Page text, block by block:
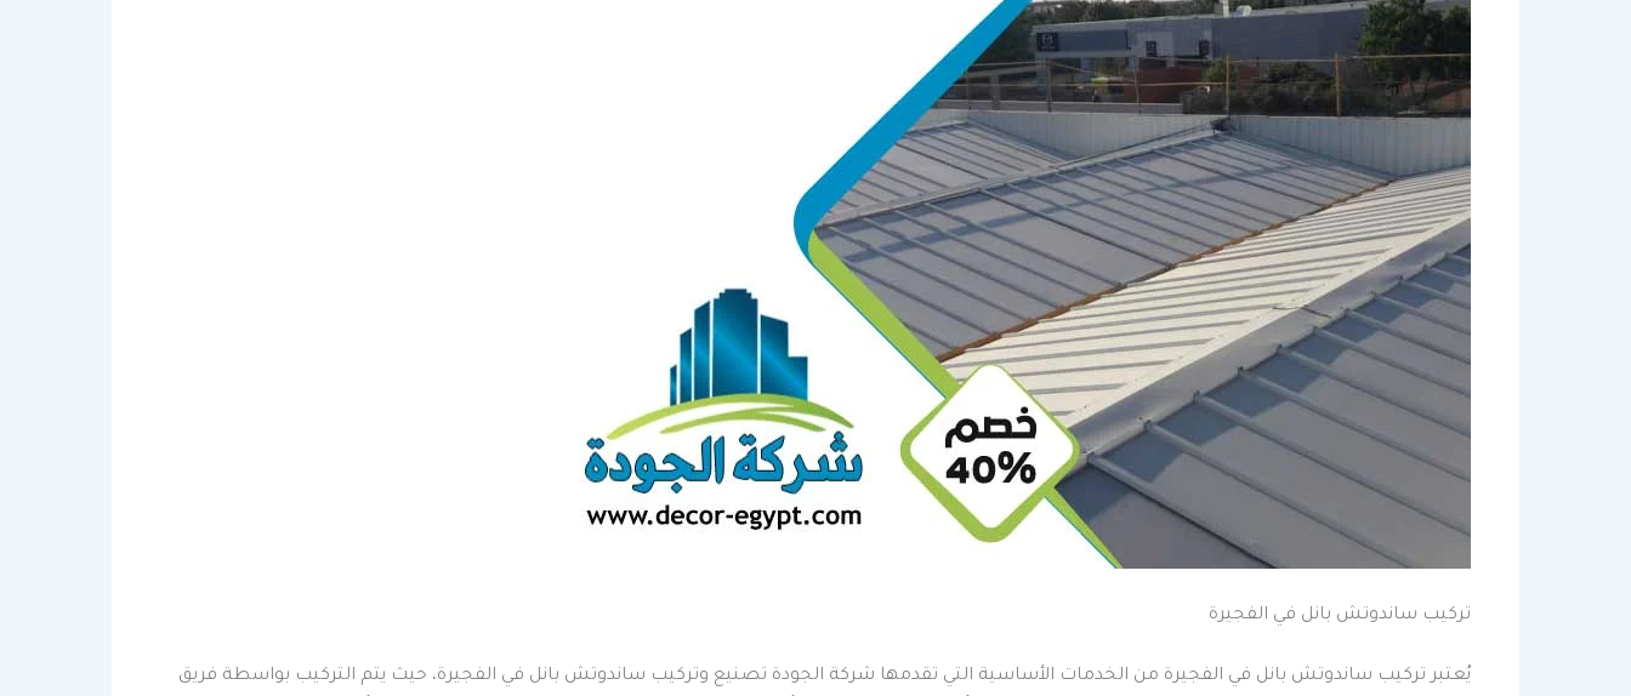
تركيب ساندوتش بانل في الفجيرة
يُعتبر تركيب ساندوتش بانل في الفجيرة من الخدمات الأساسية التي تقدمها شركة الجودة تصنيع وتركيب ساندوتش بانل في الفجيرة، حيث يتم التركيب بواسطة فريق